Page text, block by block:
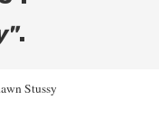
.
Stussy